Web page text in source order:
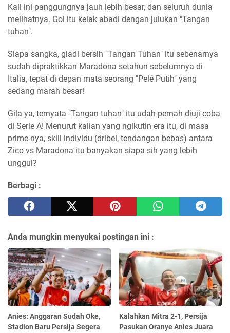
Kali ini panggungnya jauh lebih besar, dan seluruh dunia
melihatnya. Gol itu kelak abadi dengan julukan "Tangan
tuhan".
Siapa sangka, gladi bersih "Tangan Tuhan" itu sebenarnya
sudah dipraktikkan Maradona setahun sebelumnya di
Italia, tepat di depan mata seorang "Pelé Putih" yang
sedang marah besar!
Gila ya, ternyata "Tangan tuhan" itu udah pernah diuji coba
di Serie A! Menurut kalian yang ngikutin era itu, di masa
prime-nya, skill individu (dribel, tendangan bebas) antara
Zico vs Maradona itu banyakan siapa sih yang lebih
unggul?
Berbagi :
Anda mungkin menyukai postingan ini :
Anies: Anggaran Sudah Oke,
Stadion Baru Persija Segera
Kalahkan Mitra 2-1, Persija
Pasukan Oranye Anies Juara